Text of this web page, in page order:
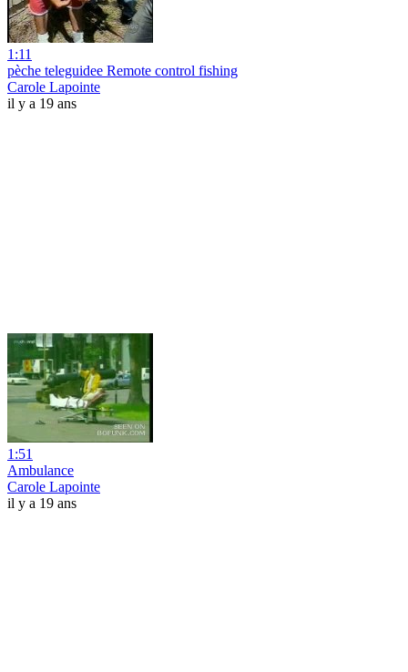
1:11
pèche teleguidee Remote control fishing
Carole Lapointe
il y a 19 ans
1:51
Ambulance
Carole Lapointe
il y a 19 ans